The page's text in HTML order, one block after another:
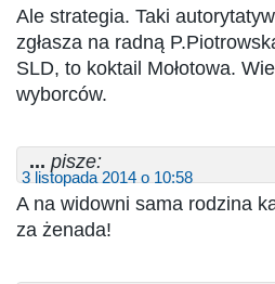
Ale strategia. Taki
zgłasza na radną
SLD, to koktail Mołotowa.
wyborców.
... pisze:
3 listopada 2014 o 10:58
A na widowni sama rodzina
za żenada!